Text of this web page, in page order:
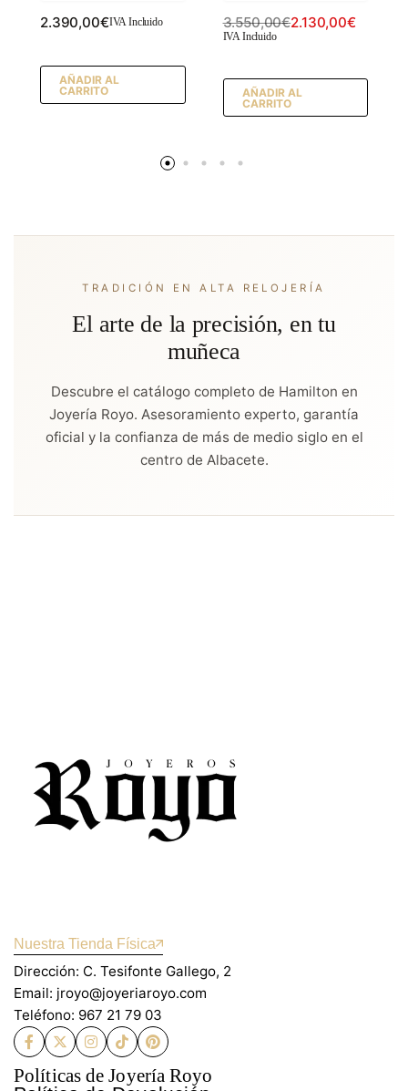
2.390,00€IVA Incluido
AÑADIR AL
CARRITO
3.550,00€2.130,00€
IVA Incluido
AÑADIR AL
CARRITO
TRADICIÓN EN ALTA RELOJERÍA
El arte de la precisión, en tu
muñeca
Descubre el catálogo completo de Hamilton en
Joyería Royo. Asesoramiento experto, garantía
oficial y la confianza de más de medio siglo en el
centro de Albacete.
Nuestra Tienda Física
Dirección: C. Tesifonte Gallego, 2
Email: jroyo@joyeriaroyo.com
Teléfono: 967 21 79 03
Políticas de Joyería Royo